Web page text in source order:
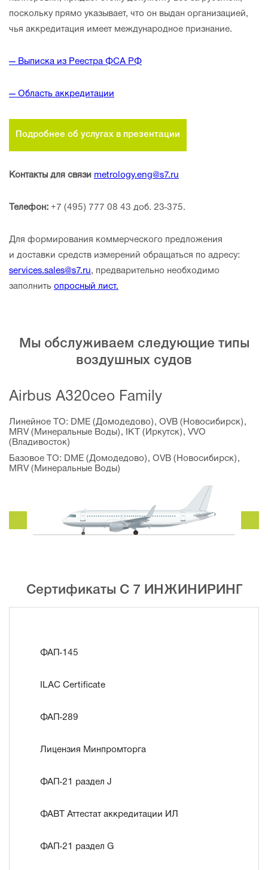
поскольку прямо указывает, что он выдан организацией,
чья аккредитация имеет международное признание.
— Выписка из Реестра ФСА РФ
— Область аккредитации
Подробнее об услугах в презентации
Контакты для связи metrology.eng@s7.ru
Телефон: +7 (495) 777 08 43 доб. 23-375.
Для формирования коммерческого предложения
и доставки средств измерений обращаться по адресу:
services.sales@s7.ru, предварительно необходимо
заполнить опросный лист.
Мы обслуживаем следующие типы
воздушных судов
Airbus A320ceo Family
Линейное ТО: DME (Домодедово), OVB (Новосибирск),
MRV (Минеральные Воды), IKT (Иркутск), VVO
(Владивосток)
Базовое ТО: DME (Домодедово), OVB (Новосибирск),
MRV (Минеральные Воды)
Сертификаты С 7 ИНЖИНИРИНГ
ФАП-145
ILAC Certificate
ФАП-289
Лицензия Минпромторга
ФАП-21 раздел J
ФАВТ Аттестат аккредитации ИЛ
ФАП-21 раздел G